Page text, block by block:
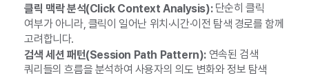
클릭 맥락 분석(Click Context Analysis):단순히 클릭
여부가 아니라, 클릭이 일어난 위치·시간·이전 탐색 경로를 함께
고려합니다.
검색 세션 패턴(Session Path Pattern):연속된 검색
쿼리들의 흐름을 분석하여 사용자의 의도 변화와 정보 탐색